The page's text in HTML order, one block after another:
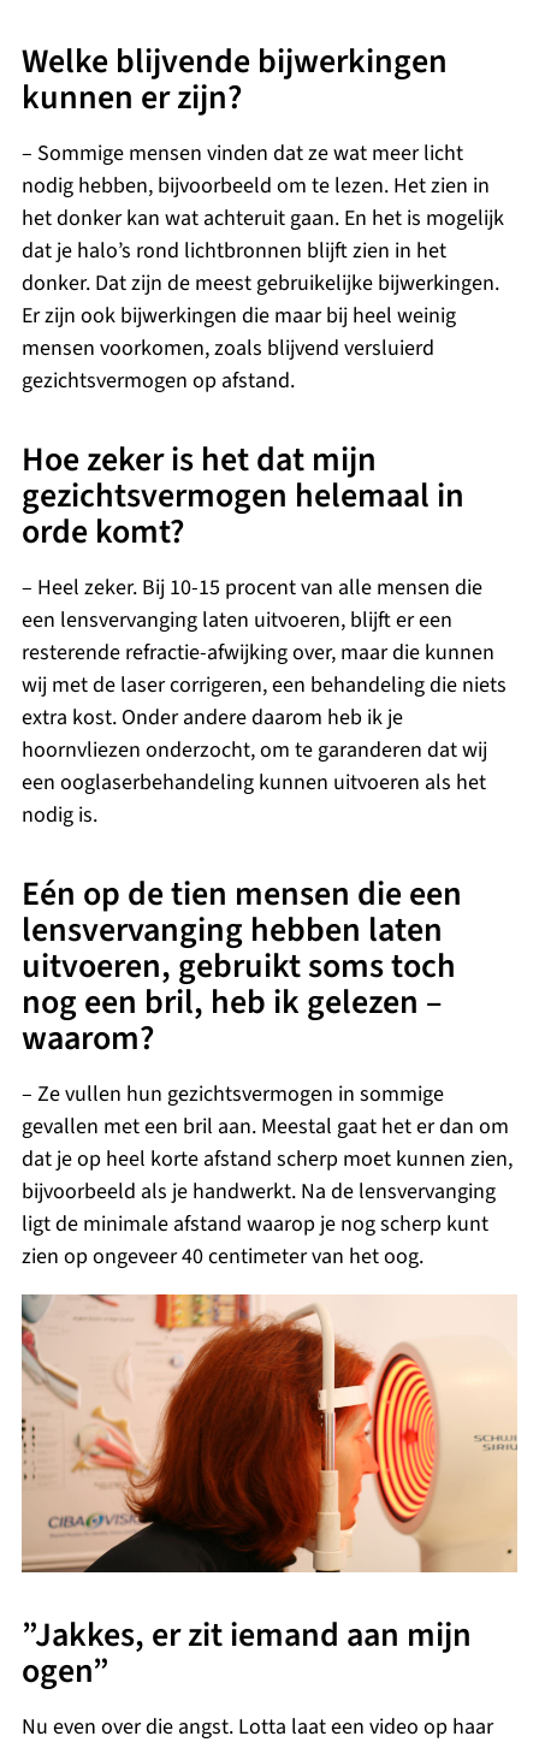
Welke blijvende bijwerkingen
kunnen er zijn?
– Sommige mensen vinden dat ze wat meer licht
nodig hebben, bijvoorbeeld om te lezen. Het zien in
het donker kan wat achteruit gaan. En het is mogelijk
dat je halo’s rond lichtbronnen blijft zien in het
donker. Dat zijn de meest gebruikelijke bijwerkingen.
Er zijn ook bijwerkingen die maar bij heel weinig
mensen voorkomen, zoals blijvend versluierd
gezichtsvermogen op afstand.
Hoe zeker is het dat mijn
gezichtsvermogen helemaal in
orde komt?
– Heel zeker. Bij 10-15 procent van alle mensen die
een lensvervanging laten uitvoeren, blijft er een
resterende refractie-afwijking over, maar die kunnen
wij met de laser corrigeren, een behandeling die niets
extra kost. Onder andere daarom heb ik je
hoornvliezen onderzocht, om te garanderen dat wij
een ooglaserbehandeling kunnen uitvoeren als het
nodig is.
Eén op de tien mensen die een
lensvervanging hebben laten
uitvoeren, gebruikt soms toch
nog een bril, heb ik gelezen –
waarom?
– Ze vullen hun gezichtsvermogen in sommige
gevallen met een bril aan. Meestal gaat het er dan om
dat je op heel korte afstand scherp moet kunnen zien,
bijvoorbeeld als je handwerkt. Na de lensvervanging
ligt de minimale afstand waarop je nog scherp kunt
zien op ongeveer 40 centimeter van het oog.
”Jakkes, er zit iemand aan mijn
ogen”
Nu even over die angst. Lotta laat een video op haar